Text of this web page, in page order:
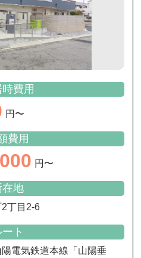
時費用
円〜
費用
円〜
在地
丁目2-6
ト
陽電気鉄道本線「山陽垂